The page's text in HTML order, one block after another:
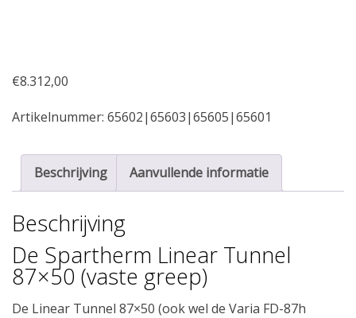
€8.312,00
Artikelnummer: 65602|65603|65605|65601
Beschrijving Aanvullende informatie
Beschrijving
De Spartherm Linear Tunnel
87×50 (vaste greep)
De Linear Tunnel 87×50 (ook wel de Varia FD-87h